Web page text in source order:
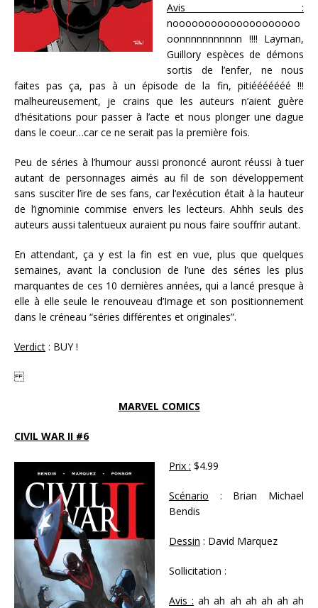
Avis :
noooooooooooooooooooo
oonnnnnnnnnnn !!!! Layman,
Guillory espèces de démons
sortis de l’enfer, ne nous
faites pas ça, pas à un épisode de la fin, pitiééééééé !!!
malheureusement, je crains que les auteurs n’aient guère
d’hésitations pour passer à l’acte et nous plonger une dague
dans le coeur…car ce ne serait pas la première fois.
Peu de séries à l’humour aussi prononcé auront réussi à tuer
autant de personnages aimés au fil de son développement
sans susciter l’ire de ses fans, car l’exécution était à la hauteur
de l’ignominie commise envers les lecteurs. Ahhh seuls des
auteurs aussi talentueux auraient pu nous faire souffrir autant.
En attendant, ça y est la fin est en vue, plus que quelques
semaines, avant la conclusion de l’une des séries les plus
marquantes de ces 10 dernières années, qui a lancé presque à
elle à elle seule le renouveau d’Image et son positionnement
dans le créneau “séries différentes et originales”.
Verdict : BUY !
MARVEL COMICS
CIVIL WAR II #6
Prix : $4.99
Scénario : Brian Michael
Bendis
Dessin : David Marquez
Sollicitation :
Avis : ah ah ah ah ah ah ah